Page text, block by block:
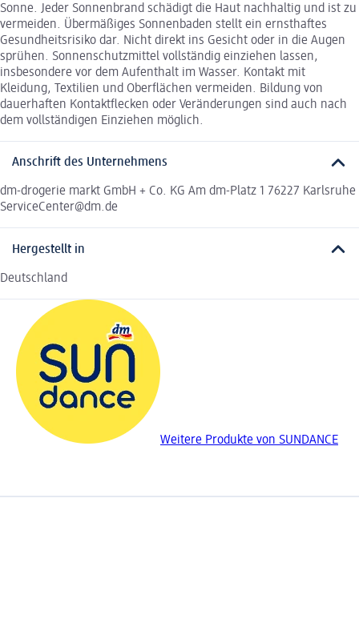
Sonne. Jeder Sonnenbrand schädigt die Haut nachhaltig und ist zu
vermeiden. Übermäßiges Sonnenbaden stellt ein ernsthaftes
Gesundheitsrisiko dar. Nicht direkt ins Gesicht oder in die Augen
sprühen. Sonnenschutzmittel vollständig einziehen lassen,
insbesondere vor dem Aufenthalt im Wasser. Kontakt mit
Kleidung, Textilien und Oberflächen vermeiden. Bildung von
dauerhaften Kontaktflecken oder Veränderungen sind auch nach
dem vollständigen Einziehen möglich.
Anschrift des Unternehmens
dm-drogerie markt GmbH + Co. KG Am dm-Platz 1 76227 Karlsruhe
ServiceCenter@dm.de
Hergestellt in
Deutschland
Weitere Produkte von SUNDANCE